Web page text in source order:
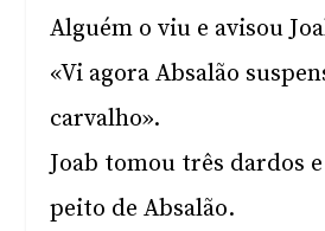
Alguém o viu e avisou
«Vi agora Absalão
carvalho».
Joab tomou três dardos
peito de Absalão.